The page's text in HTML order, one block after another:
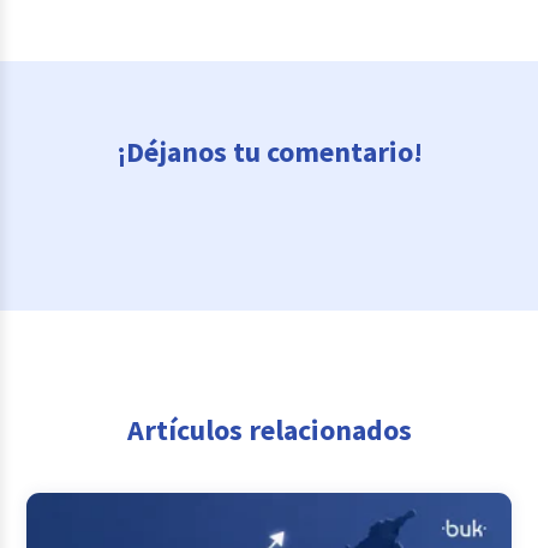
¡Déjanos tu comentario!
Artículos relacionados